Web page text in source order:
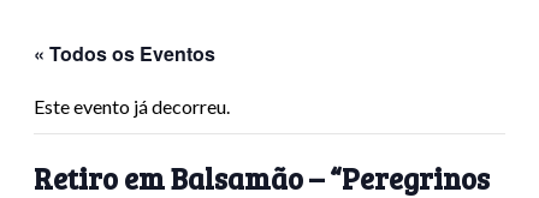
« Todos os Eventos
Este evento já decorreu.
Retiro em Balsamão – “Peregrinos